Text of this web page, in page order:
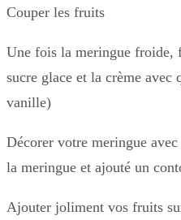
Couper les fruits
Une fois la meringue froide,
sucre glace et la crème avec
vanille)
Décorer votre meringue
la meringue et ajouté un
Ajouter joliment vos fruits